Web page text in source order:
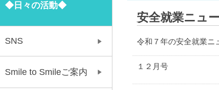
安全就業ニュ
令和７年の安全就業ニ
１２月号
◆日々の活動◆
SNS
Smile to Smileご案内